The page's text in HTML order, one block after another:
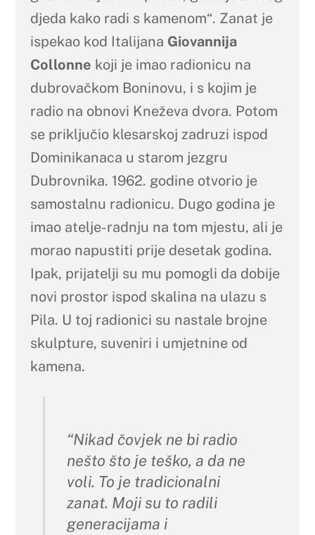
djeda kako radi s kamenom“. Zanat je
ispekao kod Italijana Giovannija
Collonne koji je imao radionicu na
dubrovačkom Boninovu, i s kojim je
radio na obnovi Kneževa dvora. Potom
se priključio klesarskoj zadruzi ispod
Dominikanaca u starom jezgru
Dubrovnika. 1962. godine otvorio je
samostalnu radionicu. Dugo godina je
imao atelje-radnju na tom mjestu, ali je
morao napustiti prije desetak godina.
Ipak, prijatelji su mu pomogli da dobije
novi prostor ispod skalina na ulazu s
Pila. U toj radionici su nastale brojne
skulpture, suveniri i umjetnine od
kamena.
“Nikad čovjek ne bi radio
nešto što je teško, a da ne
voli. To je tradicionalni
zanat. Moji su to radili
generacijama i